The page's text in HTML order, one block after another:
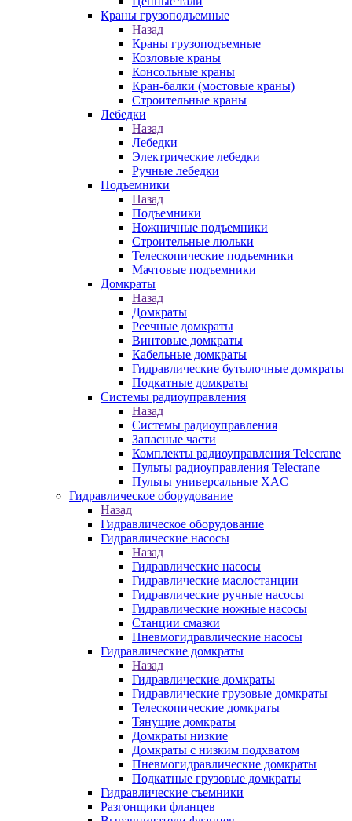
Краны грузоподъемные
Назад
Краны грузоподъемные
Козловые краны
Консольные краны
Кран-балки (мостовые краны)
Строительные краны
Лебедки
Назад
Лебедки
Электрические лебедки
Ручные лебедки
Подъемники
Назад
Подъемники
Ножничные подъемники
Строительные люльки
Телескопические подъемники
Мачтовые подъемники
Домкраты
Назад
Домкраты
Реечные домкраты
Винтовые домкраты
Кабельные домкраты
Гидравлические бутылочные домкраты
Подкатные домкраты
Системы радиоуправления
Назад
Системы радиоуправления
Запасные части
Комплекты радиоуправления Telecrane
Пульты радиоуправления Telecrane
Пульты универсальные XAC
Гидравлическое оборудование
Назад
Гидравлическое оборудование
Гидравлические насосы
Назад
Гидравлические насосы
Гидравлические маслостанции
Гидравлические ручные насосы
Гидравлические ножные насосы
Станции смазки
Пневмогидравлические насосы
Гидравлические домкраты
Назад
Гидравлические домкраты
Гидравлические грузовые домкраты
Телескопические домкраты
Тянущие домкраты
Домкраты низкие
Домкраты с низким подхватом
Пневмогидравлические домкраты
Подкатные грузовые домкраты
Гидравлические съемники
Разгонщики фланцев